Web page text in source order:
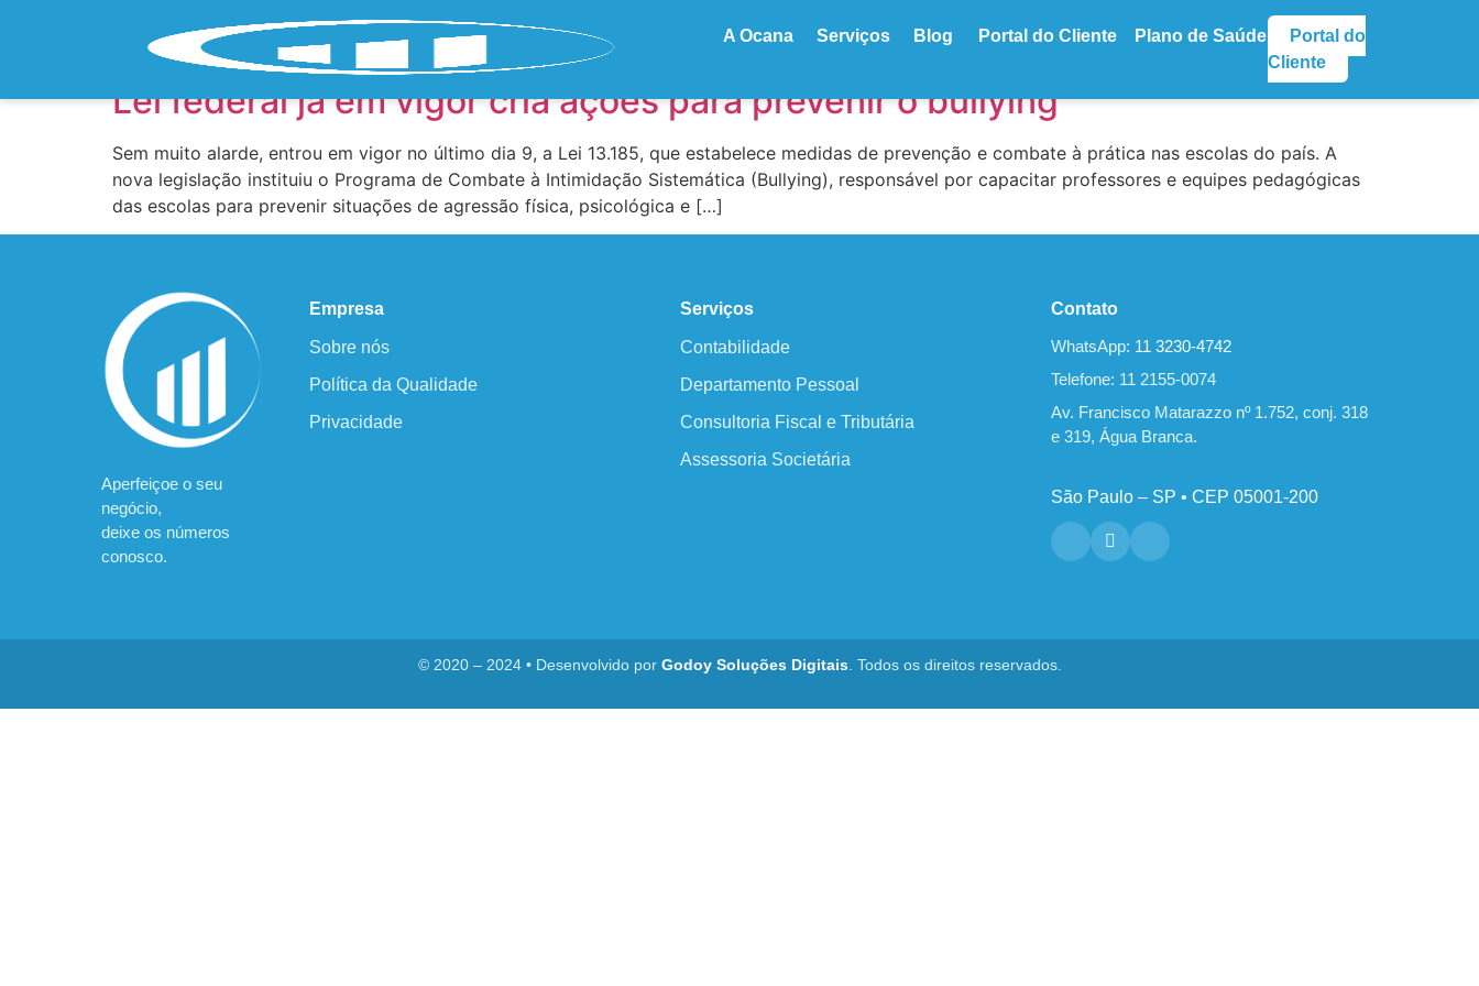
A Ocana Serviços Blog Portal do Cliente Plano de Saúde
Portal do
Cliente
Tag:Lei Federal
Lei federal já em vigor cria ações para prevenir o bullying
Sem muito alarde, entrou em vigor no último dia 9, a Lei 13.185, que estabelece medidas de prevenção e combate à prática nas escolas do país. A
nova legislação instituiu o Programa de Combate à Intimidação Sistemática (Bullying), responsável por capacitar professores e equipes pedagógicas
das escolas para prevenir situações de agressão física, psicológica e […]
Aperfeiçoe o seu
negócio,
deixe os números
conosco.
Empresa
Sobre nós
Política da Qualidade
Privacidade
Serviços
Contabilidade
Departamento Pessoal
Consultoria Fiscal e Tributária
Assessoria Societária
Contato
WhatsApp: 11 3230-4742
Telefone: 11 2155-0074
Av. Francisco Matarazzo nº 1.752, conj. 318
e 319, Água Branca.
São Paulo – SP • CEP 05001-200
© 2020 – 2024 • Desenvolvido por Godoy Soluções Digitais. Todos os direitos reservados.